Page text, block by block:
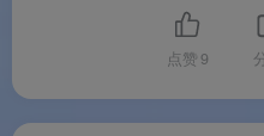
搜狗输
点赞 9